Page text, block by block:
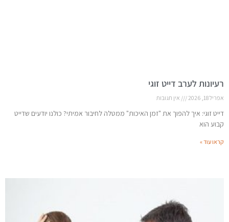
רעיונות לערב דייט זוגי
אפריל 18, 2026 אין תגובות
דייט זוגי: איך להפוך את "זמן האיכות" ממטלה לחיבור אמיתי? כולנו יודעים שדייט
קבוע הוא
קראו עוד »